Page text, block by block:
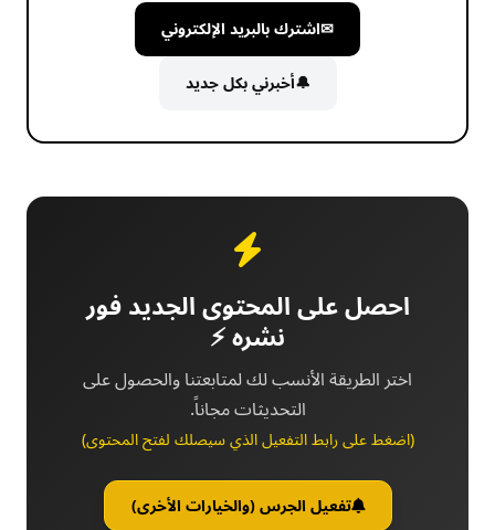
✉اشترك بالبريد الإلكتروني
🔔أخبرني بكل جديد
احصل على المحتوى الجديد فور
نشره ⚡
اختر الطريقة الأنسب لك لمتابعتنا والحصول على
التحديثات مجاناً.
(اضغط على رابط التفعيل الذي سيصلك لفتح المحتوى)
تفعيل الجرس (والخيارات الأخرى)